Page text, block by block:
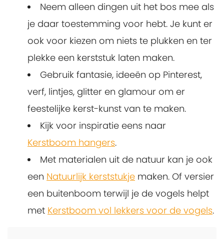
Neem alleen dingen uit het bos mee als
je daar toestemming voor hebt. Je kunt er
ook voor kiezen om niets te plukken en ter
plekke een kerststuk laten maken.
Gebruik fantasie, ideeën op Pinterest,
verf, lintjes, glitter en glamour om er
feestelijke kerst-kunst van te maken.
Kijk voor inspiratie eens naar
Kerstboom hangers.
Met materialen uit de natuur kan je ook
een Natuurlijk kerststukje maken. Of versier
een buitenboom terwijl je de vogels helpt
met Kerstboom vol lekkers voor de vogels.